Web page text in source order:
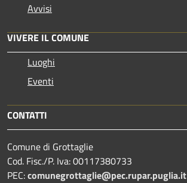
Avvisi
VIVERE IL COMUNE
Luoghi
Eventi
CONTATTI
Comune di Grottaglie
Cod. Fisc./P. Iva: 00117380733
PEC:comunegrottaglie@pec.rupar.puglia.it